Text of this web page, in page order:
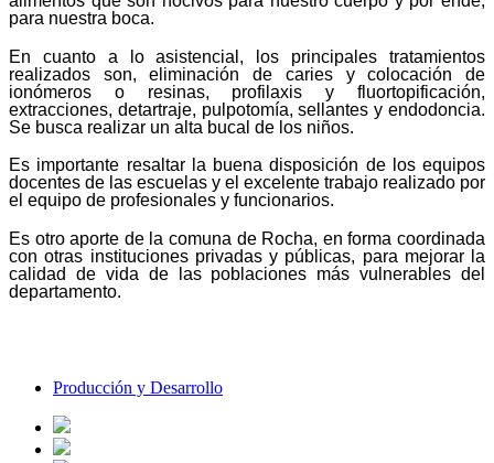
para nuestra boca.
En cuanto a lo asistencial, los principales tratamientos
realizados son, eliminación de caries y colocación de
ionómeros o resinas, profilaxis y fluortopificación,
extracciones, detartraje, pulpotomía, sellantes y endodoncia.
Se busca realizar un alta bucal de los niños.
Es importante resaltar la buena disposición de los equipos
docentes de las escuelas y el excelente trabajo realizado por
el equipo de profesionales y funcionarios.
Es otro aporte de la comuna de Rocha, en forma coordinada
con otras instituciones privadas y públicas, para mejorar la
calidad de vida de las poblaciones más vulnerables del
departamento.
Producción y Desarrollo